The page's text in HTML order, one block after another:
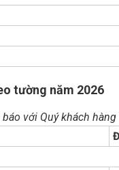
tường năm 2026
với Quý khách